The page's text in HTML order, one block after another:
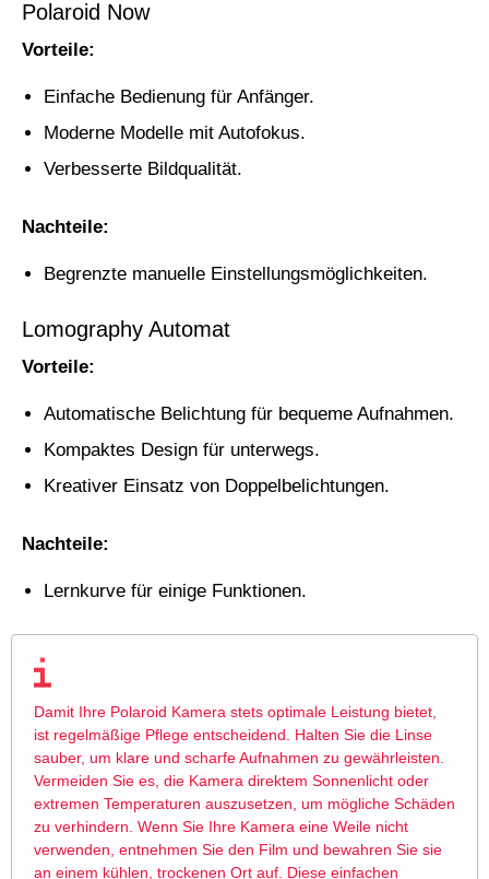
Polaroid Now
Vorteile:
Einfache Bedienung für Anfänger.
Moderne Modelle mit Autofokus.
Verbesserte Bildqualität.
Nachteile:
Begrenzte manuelle Einstellungsmöglichkeiten.
Lomography Automat
Vorteile:
Automatische Belichtung für bequeme Aufnahmen.
Kompaktes Design für unterwegs.
Kreativer Einsatz von Doppelbelichtungen.
Nachteile:
Lernkurve für einige Funktionen.
Damit Ihre Polaroid Kamera stets optimale Leistung bietet,
ist regelmäßige Pflege entscheidend. Halten Sie die Linse
sauber, um klare und scharfe Aufnahmen zu gewährleisten.
Vermeiden Sie es, die Kamera direktem Sonnenlicht oder
extremen Temperaturen auszusetzen, um mögliche Schäden
zu verhindern. Wenn Sie Ihre Kamera eine Weile nicht
verwenden, entnehmen Sie den Film und bewahren Sie sie
an einem kühlen, trockenen Ort auf. Diese einfachen